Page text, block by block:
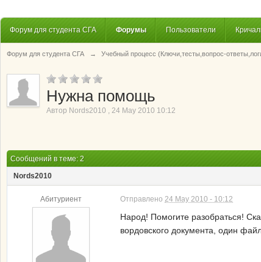
Форум для студента СГА Форумы Пользователи
Форум для студента СГА → Учебный процесс (Ключи,тесты,вопрос-
Нужна помощь
Автор Nords2010 , 24 May 2010 10:12
Сообщений в теме: 2
Nords2010
Абитуриент Отправлено 24 May 2010 - 10:12
Народ! Помогите разобраться!
вордовского документа, один